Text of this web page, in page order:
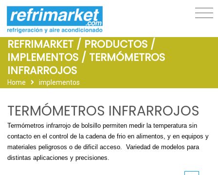
REFRIMARKET / PRODUCTOS /
IMPLEMENTOS / TERMÓMETROS
INFRARROJOS
Home implementos
TERMÓMETROS INFRARROJOS
Termómetros infrarrojo de bolsillo permiten medir la temperatura sin
contacto en el control de la cadena de frio en alimentos, y en equipos y
materiales peligrosos o de dificil acceso. Variedad de modelos para
distintas aplicaciones y precisiones.